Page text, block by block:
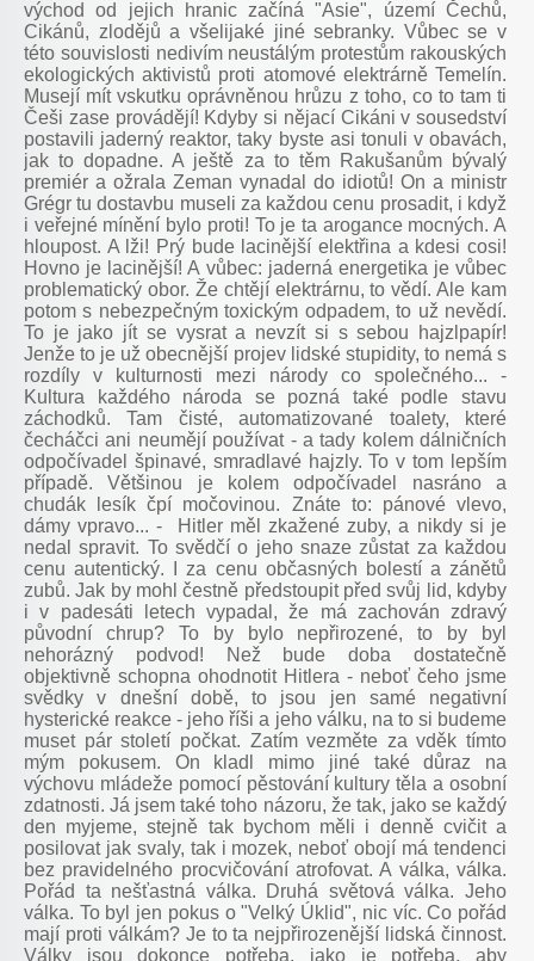
východ od jejich hranic začíná "Asie", území Čechů,
Cikánů, zlodějů a všelijaké jiné sebranky. Vůbec se v
této souvislosti nedivím neustálým protestům rakouských
ekologických aktivistů proti atomové elektrárně Temelín.
Musejí mít vskutku oprávněnou hrůzu z toho, co to tam ti
Češi zase provádějí! Kdyby si nějací Cikáni v sousedství
postavili jaderný reaktor, taky byste asi tonuli v obavách,
jak to dopadne. A ještě za to těm Rakušanům bývalý
premiér a ožrala Zeman vynadal do idiotů! On a ministr
Grégr tu dostavbu museli za každou cenu prosadit, i když
i veřejné mínění bylo proti! To je ta arogance mocných. A
hloupost. A lži! Prý bude lacinější elektřina a kdesi cosi!
Hovno je lacinější! A vůbec: jaderná energetika je vůbec
problematický obor. Že chtějí elektrárnu, to vědí. Ale kam
potom s nebezpečným toxickým odpadem, to už nevědí.
To je jako jít se vysrat a nevzít si s sebou hajzlpapír!
Jenže to je už obecnější projev lidské stupidity, to nemá s
rozdíly v kulturnosti mezi národy co společného... -
Kultura každého národa se pozná také podle stavu
záchodků. Tam čisté, automatizované toalety, které
čecháčci ani neumějí používat - a tady kolem dálničních
odpočívadel špinavé, smradlavé hajzly. To v tom lepším
případě. Většinou je kolem odpočívadel nasráno a
chudák lesík čpí močovinou. Znáte to: pánové vlevo,
dámy vpravo... - Hitler měl zkažené zuby, a nikdy si je
nedal spravit. To svědčí o jeho snaze zůstat za každou
cenu autentický. I za cenu občasných bolestí a zánětů
zubů. Jak by mohl čestně předstoupit před svůj lid, kdyby
i v padesáti letech vypadal, že má zachován zdravý
původní chrup? To by bylo nepřirozené, to by byl
nehorázný podvod! Než bude doba dostatečně
objektivně schopna ohodnotit Hitlera - neboť čeho jsme
svědky v dnešní době, to jsou jen samé negativní
hysterické reakce - jeho říši a jeho válku, na to si budeme
muset pár století počkat. Zatím vezměte za vděk tímto
mým pokusem. On kladl mimo jiné také důraz na
výchovu mládeže pomocí pěstování kultury těla a osobní
zdatnosti. Já jsem také toho názoru, že tak, jako se každý
den myjeme, stejně tak bychom měli i denně cvičit a
posilovat jak svaly, tak i mozek, neboť obojí má tendenci
bez pravidelného procvičování atrofovat. A válka, válka.
Pořád ta nešťastná válka. Druhá světová válka. Jeho
válka. To byl jen pokus o "Velký Úklid", nic víc. Co pořád
mají proti válkám? Je to ta nejpřirozenější lidská činnost.
Války jsou dokonce potřeba, jako je potřeba, aby